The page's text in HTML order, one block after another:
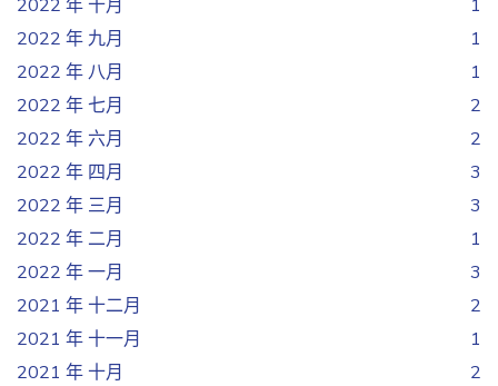
2022 年 十月
1
2022 年 九月
1
2022 年 八月
1
2022 年 七月
2
2022 年 六月
2
2022 年 四月
3
2022 年 三月
3
2022 年 二月
1
2022 年 一月
3
2021 年 十二月
2
2021 年 十一月
1
2021 年 十月
2